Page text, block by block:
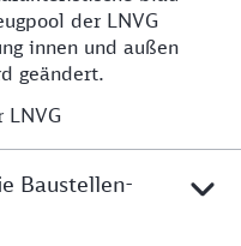
der LNVG
innen und außen
geändert.
LNVG
Baustellen-